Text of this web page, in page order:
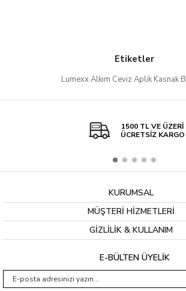
Etiketler
Lumexx Alkım Ceviz Aplik Kasnak
1500 TL VE ÜZERİ
ÜCRETSİZ KARGO
KURUMSAL
MÜŞTERİ HİZMETLERİ
GİZLİLİK & KULLANIM
E-BÜLTEN ÜYELİK